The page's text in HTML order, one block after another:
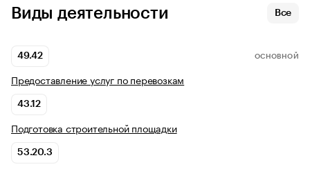
Виды деятельности Все
49.42 ОСНОВНОЙ
Предоставление услуг по перевозкам
43.12
Подготовка строительной площадки
53.20.3